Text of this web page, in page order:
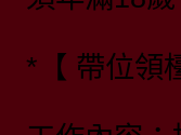
*【 帶位領